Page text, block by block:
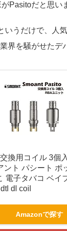
Pasitoだと思い
いうだけで、人
界を騒がせたデ
換用コイル 3個
ント パシート ポ
電子タバコ ベイ
dl coil
Amazonで探す